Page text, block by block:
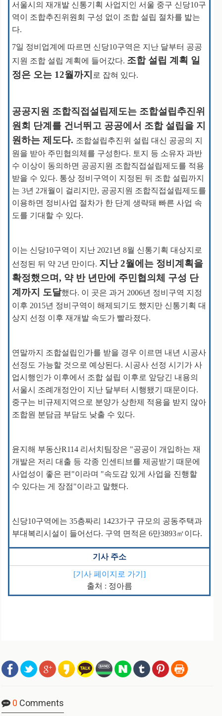
서울시의 재개발 신통기획 사업지인 서울 중구 신당10구
역이 조합추진위원회 구성 없이 조합 설립 절차를 밟는
다.
7일 정비업계에 따르면 신당10구역은 지난 달부터 공공
지원 조합 설립 계획에 들어갔다. 조합 설립 계획 일
정은 오는 12월까지 로 잡혀 있다.
공공지원 조합직접설립제도는 조합설립추진위
원회 단계를 건너뛰고 공공에서 조합 설립을 지
원하는 제도다. 조합설립추진위 설립 대신 공공의 지
원을 받아 주민협의체를 구성한다. 토지 등 소유자 과반
수 이상이 동의하면 공공지원 조합직접설립제도를 적용
받을 수 있다. 통상 정비구역이 지정된 뒤 조합 설립까지
는 3년 2개월이 걸리지만, 공공지원 조합직접설립제도를
이용하면 정비사업 절차가 한 단계 생략돼 빠른 사업 속
도를 기대할 수 있다.
이는 신당10구역이 지난 2021년 8월 신통기획 대상지로
선정된 뒤 약 2년 만이다. 지난 2월에는 정비계획을
확정했으며, 약 반 년만에 주민협의체 구성 단
계까지 도달했다. 이 곳은 과거 2006년 정비구역 지정
이후 2015년 정비구역이 해제되기도 했지만 신통기획 대
상지 선정 이후 재개발 속도가 빨라졌다.
연말까지 조합설립인가를 받을 경우 이르면 내년 시공사
선정도 가능할 것으로 예상된다. 시공사 선정 시기가 사
업시행인가 이후에서 조합 설립 이후로 앞당긴 내용의
서울시 조례개정안이 지난 달부터 시행됐기 때문이다.
중구는 비규제지역으로 분양가 상한제 적용을 받지 않아
조합원 분담금 부담도 낮출 수 있다.
윤지해 부동산R114 리서치팀장은 "공공이 개입하는 재
개발은 저리 대출 등 각종 인센티브를 제공받기 때문에
사업성이 좋은 편"이라며 "속도감 있게 사업을 진행할
수 있다는 게 장점"이라고 말했다.
신당10구역에는 35층짜리 1423가구 규모의 공동주택과
부대복리시설이 들어선다. 구역 면적은 6만3893㎡이다.
기사 주소
[기사 페이지로 가기]
출처 : 정아름
0 Comments